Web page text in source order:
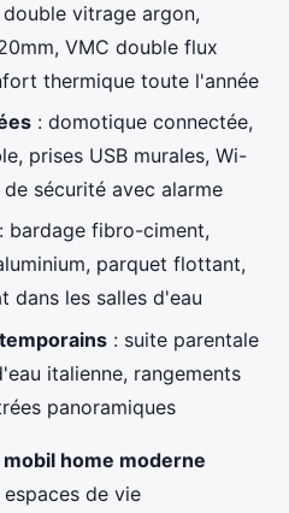
double vitrage argon,
VMC double flux
thermique toute l'année
: domotique connectée,
prises USB murales, Wi-
sécurité avec alarme
: bardage fibro-ciment,
parquet flottant,
dans les salles d'eau
: suite parentale
italienne, rangements
panoramiques
home moderne
de vie